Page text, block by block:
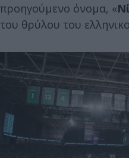
προηγούμενο όνομα, «
του θρύλου του